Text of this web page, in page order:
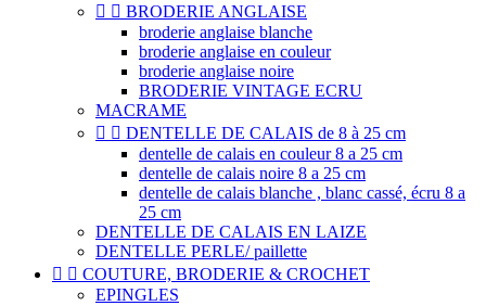
  BRODERIE ANGLAISE
broderie anglaise blanche
broderie anglaise en couleur
broderie anglaise noire
BRODERIE VINTAGE ECRU
MACRAME
  DENTELLE DE CALAIS de 8 à 25 cm
dentelle de calais en couleur 8 a 25 cm
dentelle de calais noire 8 a 25 cm
dentelle de calais blanche , blanc cassé, écru 8 a
25 cm
DENTELLE DE CALAIS EN LAIZE
DENTELLE PERLE/ paillette
  COUTURE, BRODERIE & CROCHET
EPINGLES